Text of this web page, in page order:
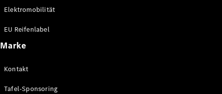
Benz Store
Mercedes-Benz
Elektromobilität
EU Reifenlabel
Marke
Kontakt
Tafel-Sponsoring